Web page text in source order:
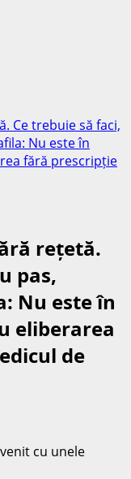
Ce trebuie să faci,
Nu este în
fără prescripție
rețetă.
pas,
Nu este în
eliberarea
de
cu unele